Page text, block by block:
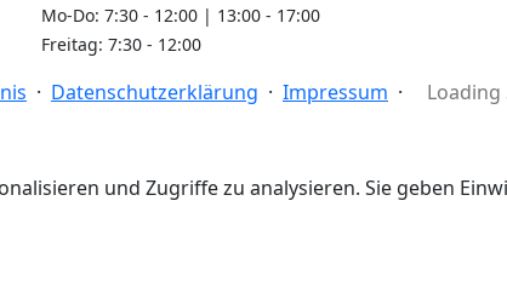
Mo-Do: 7:30 - 12:00 | 13:00 - 17:00
Freitag: 7:30 - 12:00
· Datenschutzerklärung · Impressum · Loading
und Zugriffe zu analysieren. Sie geben